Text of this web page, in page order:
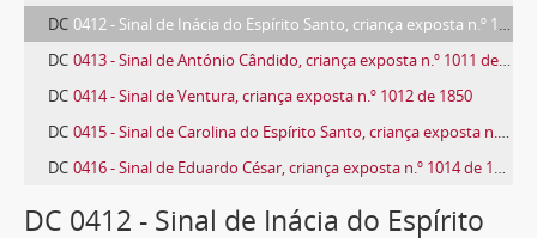
DC 0412 - Sinal de Inácia do Espírito Santo, criança exposta n.º 1009 de 1850
DC 0413 - Sinal de António Cândido, criança exposta n.º 1011 de 1850
DC 0414 - Sinal de Ventura, criança exposta n.º 1012 de 1850
DC 0415 - Sinal de Carolina do Espírito Santo, criança exposta n.º 1013 de 1850
DC 0416 - Sinal de Eduardo César, criança exposta n.º 1014 de 1850
DC 0412 - Sinal de Inácia do Espírito